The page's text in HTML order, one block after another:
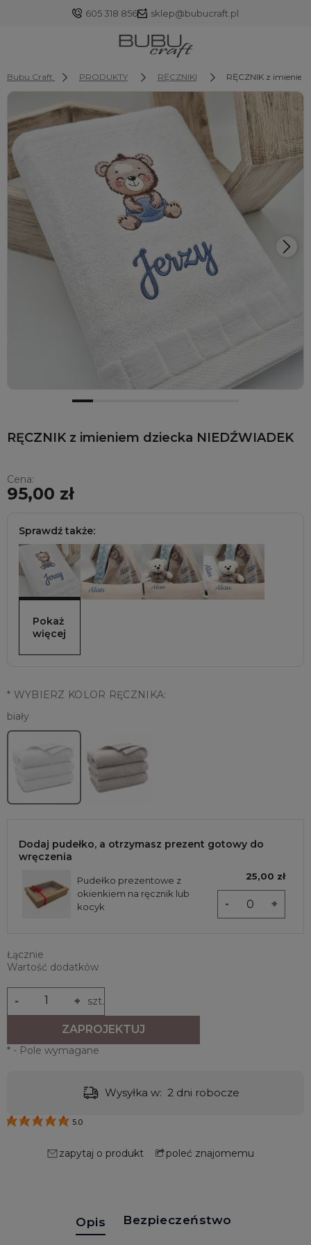
605 318 856 sklep@bubucraft.pl
Załóż konto
Wybierz coś dla siebie z naszej aktualnej oferty lub
zaloguj się, aby przywrócić dodane produkty do listy
z poprzedniej sesji.
Bubu Craft PRODUKTY RĘCZNIKI RĘCZNIK z
RĘCZNIK z imieniem dziecka NIEDŹWIADEK
Cena:
95,00 zł
Sprawdź także:
Pokaż
więcej
* WYBIERZ KOLOR RĘCZNIKA:
biały
Dodaj pudełko, a otrzymasz prezent gotowy do
wręczenia
Pudełko prezentowe z
okienkiem na ręcznik lub
kocyk
25,00 zł
- +
Łącznie
Wartość dodatków
+
- szt.
ZAPROJEKTUJ
* - Pole wymagane
Wysyłka w: 2 dni robocze
5.0
zapytaj o produkt poleć znajomemu
Opis Bezpieczeństwo